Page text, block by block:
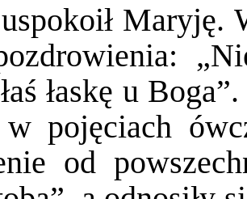
Maryję.
łaskę u
w pojęciach
od